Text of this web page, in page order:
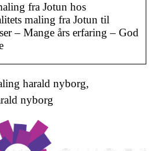
fra Jotun hos
maling fra Jotun til
– Mange års erfaring – God
harald nyborg,
nyborg